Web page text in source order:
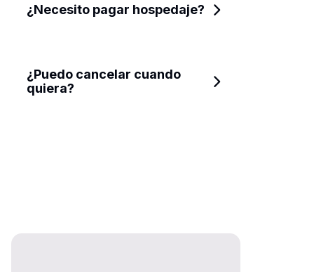
¿Necesito pagar hospedaje?
¿Puedo cancelar cuando
quiera?